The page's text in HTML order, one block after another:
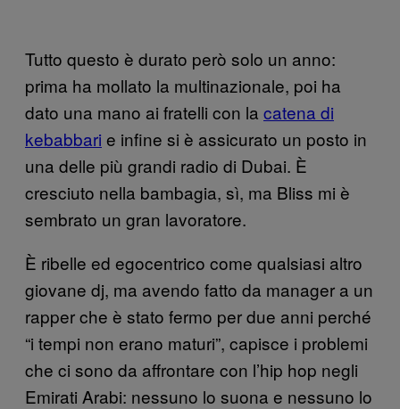
Tutto questo è durato però solo un anno:
prima ha mollato la multinazionale, poi ha
dato una mano ai fratelli con la catena di
kebabbari e infine si è assicurato un posto in
una delle più grandi radio di Dubai. È
cresciuto nella bambagia, sì, ma Bliss mi è
sembrato un gran lavoratore.
È ribelle ed egocentrico come qualsiasi altro
giovane dj, ma avendo fatto da manager a un
rapper che è stato fermo per due anni perché
“i tempi non erano maturi”, capisce i problemi
che ci sono da affrontare con l’hip hop negli
Emirati Arabi: nessuno lo suona e nessuno lo